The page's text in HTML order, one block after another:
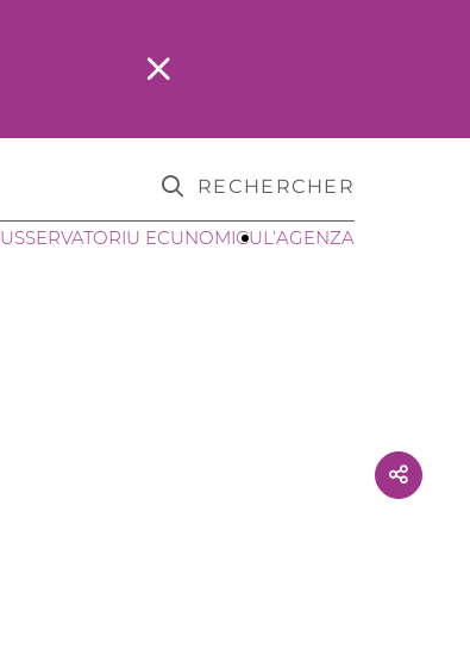
RECHERCHER
USSERVATORIU ECUNOMICUL’AGENZA